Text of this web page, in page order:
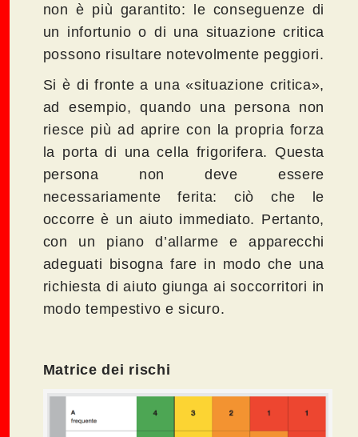
non è più garantito: le conseguenze di
un infortunio o di una situazione critica
possono risultare notevolmente peggiori.
Si è di fronte a una «situazione critica»,
ad esempio, quando una persona non
riesce più ad aprire con la propria forza
la porta di una cella frigorifera. Questa
persona non deve essere
necessariamente ferita: ciò che le
occorre è un aiuto immediato. Pertanto,
con un piano d’allarme e apparecchi
adeguati bisogna fare in modo che una
richiesta di aiuto giunga ai soccorritori in
modo tempestivo e sicuro.
Matrice dei rischi